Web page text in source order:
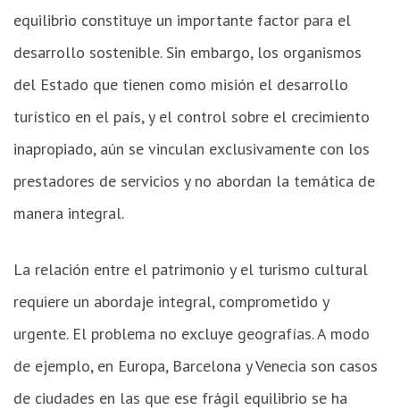
equilibrio constituye un importante factor para el
desarrollo sostenible. Sin embargo, los organismos
del Estado que tienen como misión el desarrollo
turístico en el país, y el control sobre el crecimiento
inapropiado, aún se vinculan exclusivamente con los
prestadores de servicios y no abordan la temática de
manera integral.
La relación entre el patrimonio y el turismo cultural
requiere un abordaje integral, comprometido y
urgente. El problema no excluye geografías. A modo
de ejemplo, en Europa, Barcelona y Venecia son casos
de ciudades en las que ese frágil equilibrio se ha